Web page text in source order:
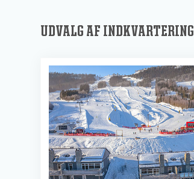
UDVALG AF INDKVARTERING